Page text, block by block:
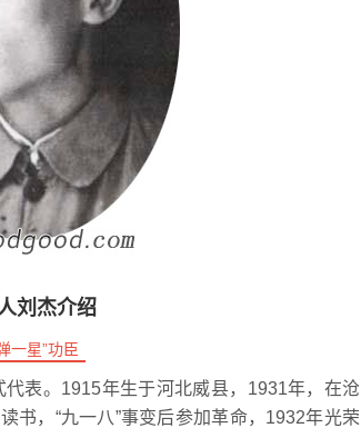
刘杰介绍
一星”功臣
。1915年生于河北威县，1931年，在沧
书，“九一八”事变后参加革命，1932年光荣